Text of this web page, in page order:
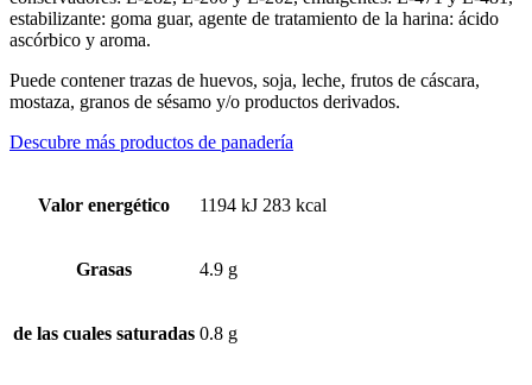
estabilizante: goma guar, agente de tratamiento de la harina: ácido
ascórbico y aroma.
Puede contener trazas de huevos, soja, leche, frutos de cáscara,
mostaza, granos de sésamo y/o productos derivados.
Descubre más productos de panadería
Valor energético 1194 kJ 283 kcal
Grasas 4.9 g
de las cuales saturadas 0.8 g